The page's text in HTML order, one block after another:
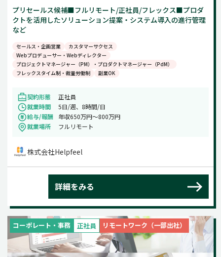
プリセールス候補■フルリモート/正社員/フレックス■プロダ
クトを活用したソリューション提案・システム導入の進行管理
など
セールス・企画営業
カスタマーサクセス
Webプロデューサー・Webディレクター
プロジェクトマネージャー（PM）・プロダクトマネージャー（PdM）
フレックスタイム制・裁量労働制
副業OK
契約形態
正社員
就業時間
5日/週、8時間/日
給与/報酬
年収650万円～800万円
就業場所
フルリモート
株式会社Helpfeel
詳細をみる
コーポレート・事務 正社員 リモートワーク（一部出社）